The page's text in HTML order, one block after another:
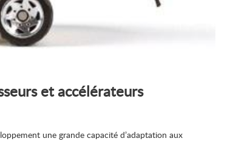
et accélérateurs
une grande capacité d’adaptation aux